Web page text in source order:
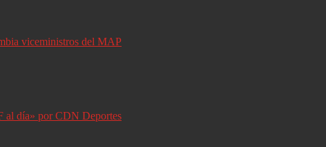
viceministros del MAP
al día» por CDN Deportes